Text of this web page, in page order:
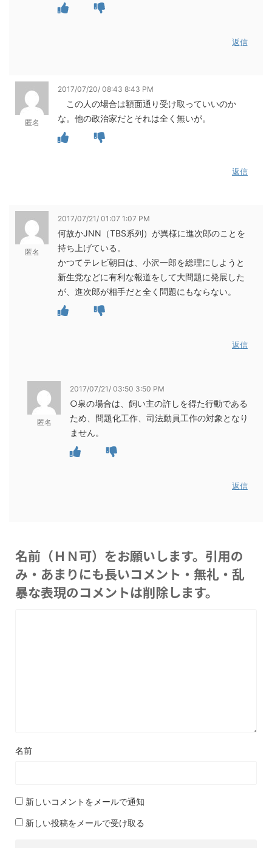
返信
匿名
2017/07/20/ 08:43 8:43 PM
この人の場合は額面通り受け取っていいのか
な。他の政治家だとそれは全く無いが。
返信
匿名
2017/07/21/ 01:07 1:07 PM
何故かJNN（TBS系列）が異様に進次郎のことを
持ち上げている。
かつてテレビ朝日は、小沢一郎を総理にしようと
新生党などに有利な報道をして大問題に発展した
が、進次郎が相手だと全く問題にもならない。
返信
匿名
2017/07/21/ 03:50 3:50 PM
○泉の場合は、飼い主の許しを得た行動である
ため、問題化工作、司法動員工作の対象となり
ません。
返信
名前（ＨＮ可）をお願いします。引用の
み・あまりにも長いコメント・無礼・乱
暴な表現のコメントは削除します。
名前
新しいコメントをメールで通知
新しい投稿をメールで受け取る